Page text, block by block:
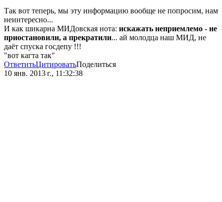
Так вот теперь, мы эту информацию вообще не попросим, нам
неинтересно...
И как шикарна МИДовская нота: искажать неприемлемо - не
приостановили, а прекратили... ай молодца наш МИД, не
даёт спуска госдепу !!!
"вот кагта так"
ОтветитьЦитироватьПоделиться
10 янв. 2013 г., 11:32:38